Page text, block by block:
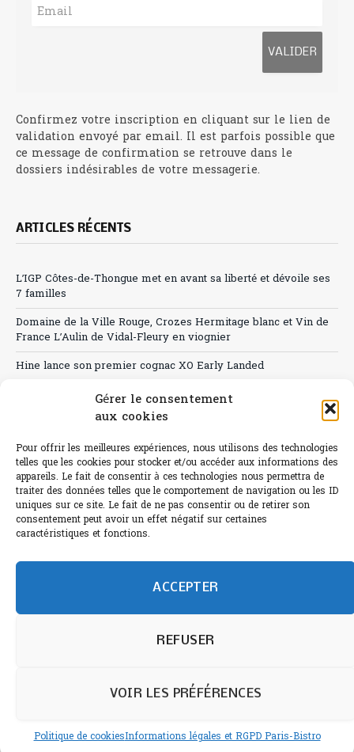
Gérer le consentement
aux cookies
Pour offrir les meilleures expériences, nous utilisons des technologies
telles que les cookies pour stocker et/ou accéder aux informations des
appareils. Le fait de consentir à ces technologies nous permettra de
traiter des données telles que le comportement de navigation ou les ID
uniques sur ce site. Le fait de ne pas consentir ou de retirer son
consentement peut avoir un effet négatif sur certaines
caractéristiques et fonctions.
ACCEPTER
REFUSER
VOIR LES PRÉFÉRENCES
Politique de cookiesInformations légales et RGPD Paris-Bistro
Confirmez votre inscription en cliquant sur le lien de
validation envoyé par email. Il est parfois possible que
ce message de confirmation se retrouve dans le
dossiers indésirables de votre messagerie.
ARTICLES RÉCENTS
L’IGP Côtes-de-Thongue met en avant sa liberté et dévoile ses
7 familles
Domaine de la Ville Rouge, Crozes Hermitage blanc et Vin de
France L’Aulin de Vidal-Fleury en viognier
Hine lance son premier cognac XO Early Landed
Canicule : A quand le CHR à « l’heure espagnole » ?
Sélection de rosés 2026
L'abus d'alcool est dangereux pour la santé.
humain et 0% IA de Paris Bistro Editions - SARL de Presse -
Informations légales etRGPD